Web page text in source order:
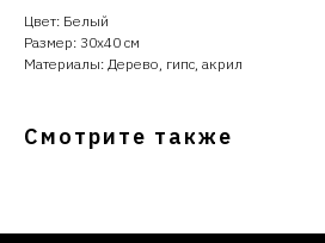
Цвет: Белый
Размер: 30х40 см
Материалы: Дерево, гипс, акрил
Смотрите также